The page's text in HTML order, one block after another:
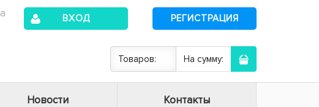
ВХОД РЕГИСТРАЦИЯ
Товаров: На сумму:
Новости Контакты